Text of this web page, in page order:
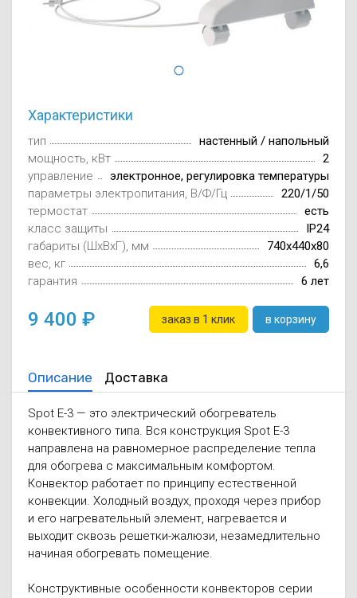
Характеристики
тип
настенный / напольный
мощность, кВт
2
управление
электронное, регулировка температуры
параметры электропитания, В/Ф/Гц
220/1/50
термостат
есть
класс защиты
IP24
габариты (ШxВxГ), мм
740х440х80
вес, кг
6,6
гарантия
6 лет
9 400 заказ в 1 клик в корзину
Описание Доставка
Spot Е-3 — это электрический обогреватель
конвективного типа. Вся конструкция Spot Е-3
направлена на равномерное распределение тепла
для обогрева с максимальным комфортом.
Конвектор работает по принципу естественной
конвекции. Холодный воздух, проходя через прибор
и его нагревательный элемент, нагревается и
выходит сквозь решетки-жалюзи, незамедлительно
начиная обогревать помещение.
Конструктивные особенности конвекторов серии
Осушители
отработанном